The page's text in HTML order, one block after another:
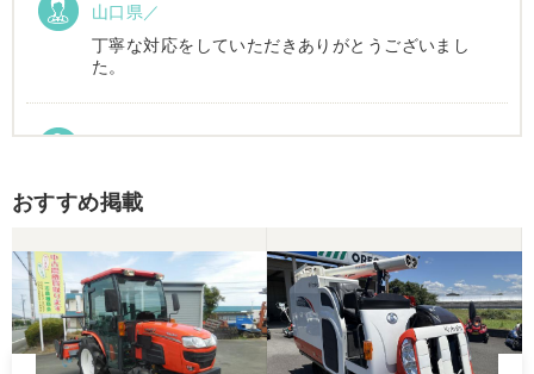
山口県／
丁寧な対応をしていただきありがとうございまし
た。
いただき満足しています。
山口県／倉成 信之
迅速丁寧な対応ありがとうございました。また機会
がありましたらジャパンカップでご一緒しましょ
う。
おすすめ掲載